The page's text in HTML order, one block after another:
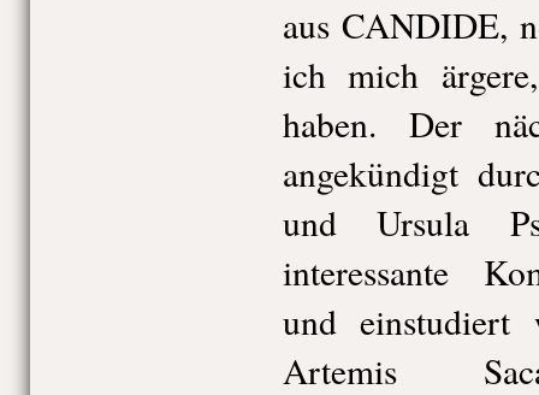
aus CANDIDE,
ich mich
haben. Der
angekündigt
und Ursula
interessante
und einstudiert
Artemis